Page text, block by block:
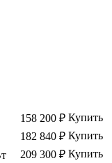
158 200 ₽ Купить
182 840 ₽ Купить
209 300 ₽ Купить